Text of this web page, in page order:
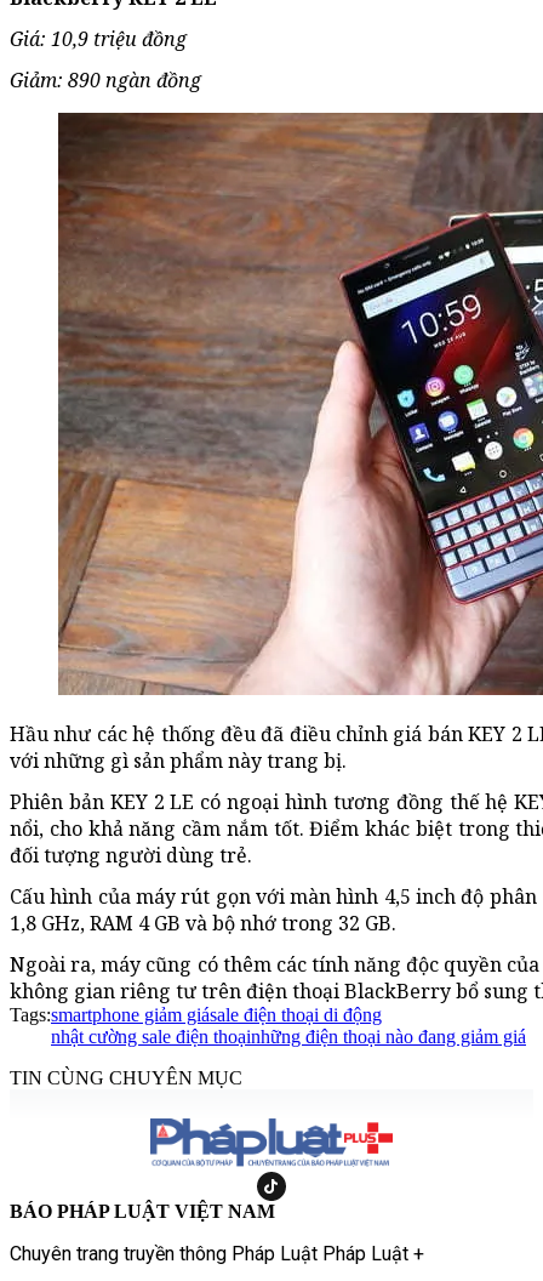
Giá: 10,9 triệu đồng
Giảm: 890 ngàn đồng
Hầu như các hệ thống đều đã điều chỉnh giá bán KEY 2
với những gì sản phẩm này trang bị.
Phiên bản KEY 2 LE có ngoại hình tương đồng thế hệ
nổi, cho khả năng cầm nắm tốt. Điểm khác biệt trong
đối tượng người dùng trẻ.
Cấu hình của máy rút gọn với màn hình 4,5 inch độ
1,8 GHz, RAM 4 GB và bộ nhớ trong 32 GB.
Ngoài ra, máy cũng có thêm các tính năng độc quyền
không gian riêng tư trên điện thoại BlackBerry bổ sung
Tags:smartphone giảm giásale điện thoại di động
nhật cường sale điện thoạinhững điện thoại nào đang giảm giá
TIN CÙNG CHUYÊN MỤC
BÁO PHÁP LUẬT VIỆT NAM
Chuyên trang truyền thông Pháp Luật Pháp Luật +